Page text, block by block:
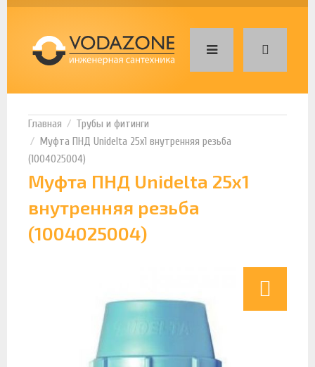
Трубы и фитинги
Муфта ПНД Unidelta 25х1 внутренняя резьба
(1004025004)
Муфта ПНД Unidelta 25х1
внутренняя резьба
(1004025004)